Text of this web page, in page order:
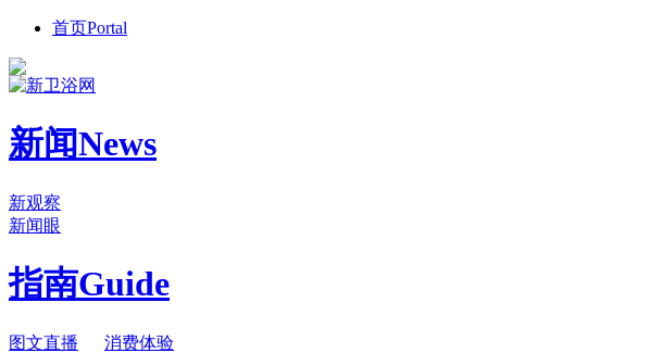
首页Portal
新闻News
新观察
新闻眼
指南Guide
图文直播
消费体验